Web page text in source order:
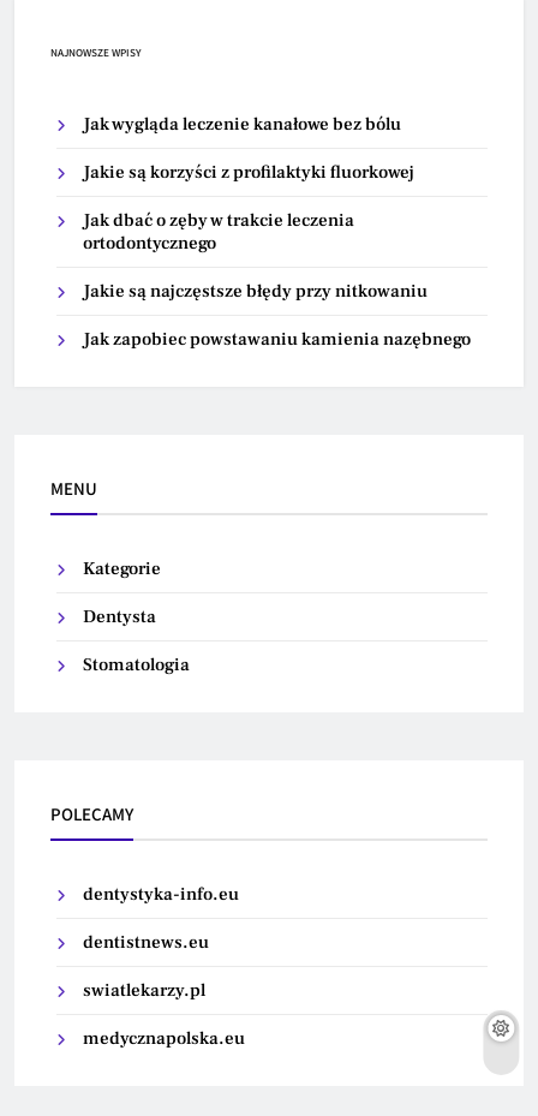
NAJNOWSZE WPISY
Jak wygląda leczenie kanałowe bez bólu
Jakie są korzyści z profilaktyki fluorkowej
Jak dbać o zęby w trakcie leczenia
ortodontycznego
Jakie są najczęstsze błędy przy nitkowaniu
Jak zapobiec powstawaniu kamienia nazębnego
MENU
Kategorie
Dentysta
Stomatologia
POLECAMY
dentystyka-info.eu
dentistnews.eu
swiatlekarzy.pl
medycznapolska.eu